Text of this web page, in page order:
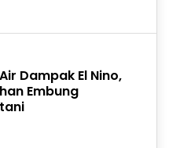
Dampak El Nino,
Embung